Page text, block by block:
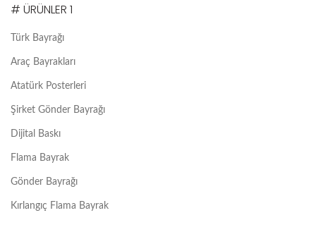
# ÜRÜNLER 1
Türk Bayrağı
Araç Bayrakları
Atatürk Posterleri
Şirket Gönder Bayrağı
Dijital Baskı
Flama Bayrak
Gönder Bayrağı
Kırlangıç Flama Bayrak